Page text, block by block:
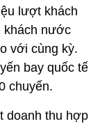
lượt khách
khách nước
với cùng kỳ.
bay quốc tế
chuyến.
doanh thu hợp